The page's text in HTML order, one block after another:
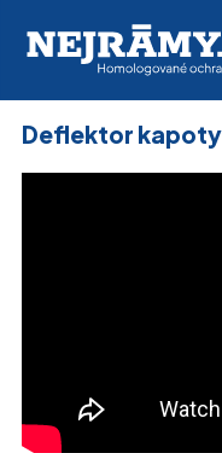
Deflektor kapoty